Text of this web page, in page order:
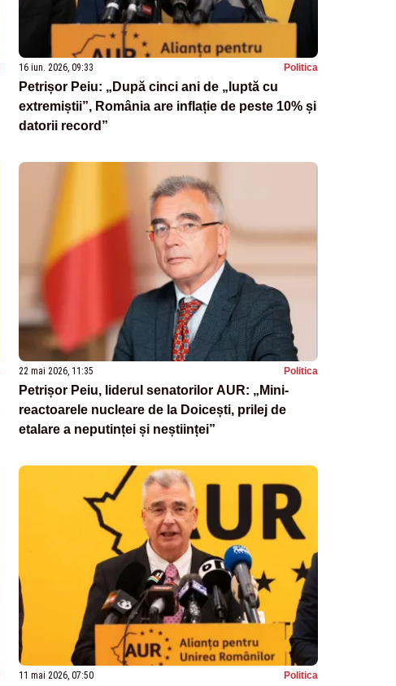
16 iun. 2026, 09:33 Politica
Petrișor Peiu: „După cinci ani de „luptă cu
extremiștii”, România are inflație de peste 10% și
datorii record”
22 mai 2026, 11:35 Politica
Petrișor Peiu, liderul senatorilor AUR: „Mini-
reactoarele nucleare de la Doicești, prilej de
etalare a neputinței și neștiinței”
11 mai 2026, 07:50 Politica